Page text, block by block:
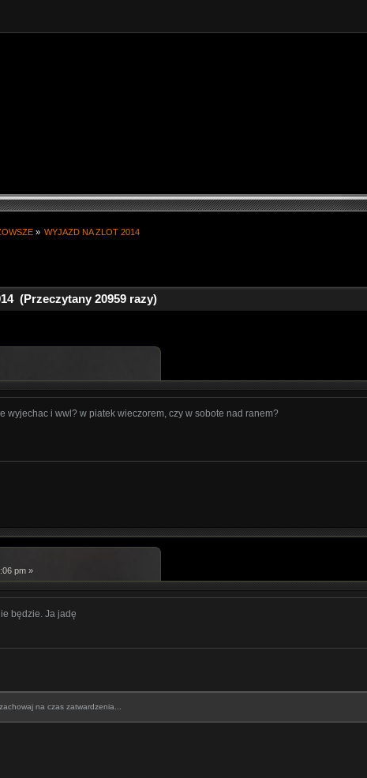
» WYJAZD NA ZLOT 2014
(Przeczytany 20959 razy)
wyjechac i wwl? w piatek wieczorem, czy w sobote nad ranem?
pm »
będzie. Ja jadę
na czas zatwardzenia...